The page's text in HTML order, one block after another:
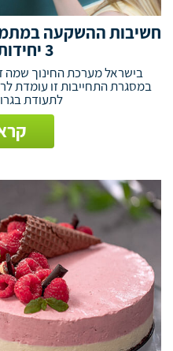
חשיבות ההשקעה
3 יחידות בישראל
בישראל מערכת החינוך שמה
במסגרת התחייבות זו עומדת
לתעודת